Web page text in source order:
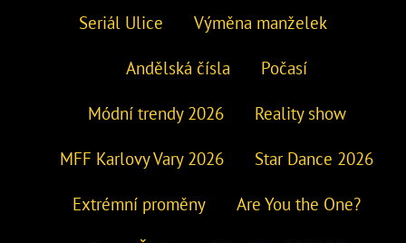
Seriál Ulice Výměna manželek
Andělská čísla Počasí
Módní trendy 2026 Reality show
MFF Karlovy Vary 2026 Star Dance 2026
Extrémní proměny Are You the One?